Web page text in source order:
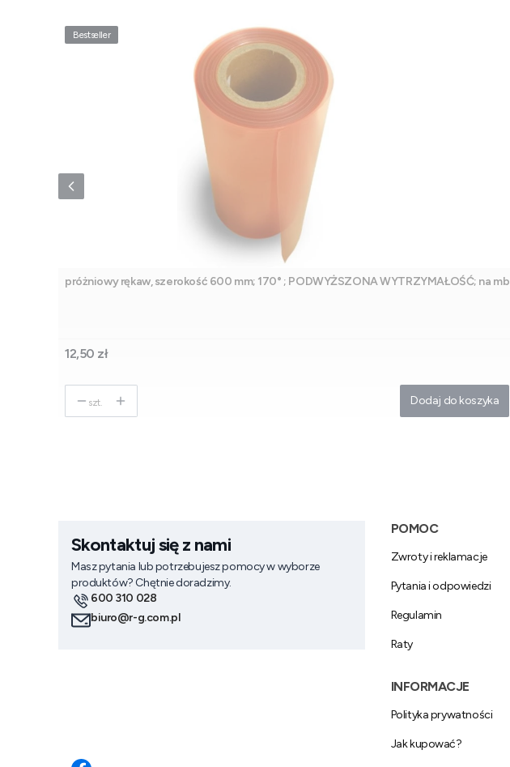
Bestseller
próżniowy rękaw, szerokość 600 mm; 170° ; PODWYŻSZONA WYTRZYMAŁOŚĆ; na mb
Cena
12,50 zł
szt. Dodaj do koszyka
Skontaktuj się z nami
Masz pytania lub potrzebujesz pomocy w wyborze
produktów? Chętnie doradzimy.
600 310 028
biuro@r-g.com.pl
Linki w stopce
POMOC
Zwroty i reklamacje
Pytania i odpowiedzi
Regulamin
Raty
INFORMACJE
Polityka prywatności
Jak kupować?